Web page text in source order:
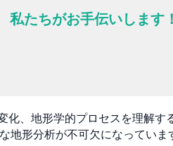
私たちがお手伝いします！
、地形学的プロセスを理解す
地形分析が不可欠になっていま